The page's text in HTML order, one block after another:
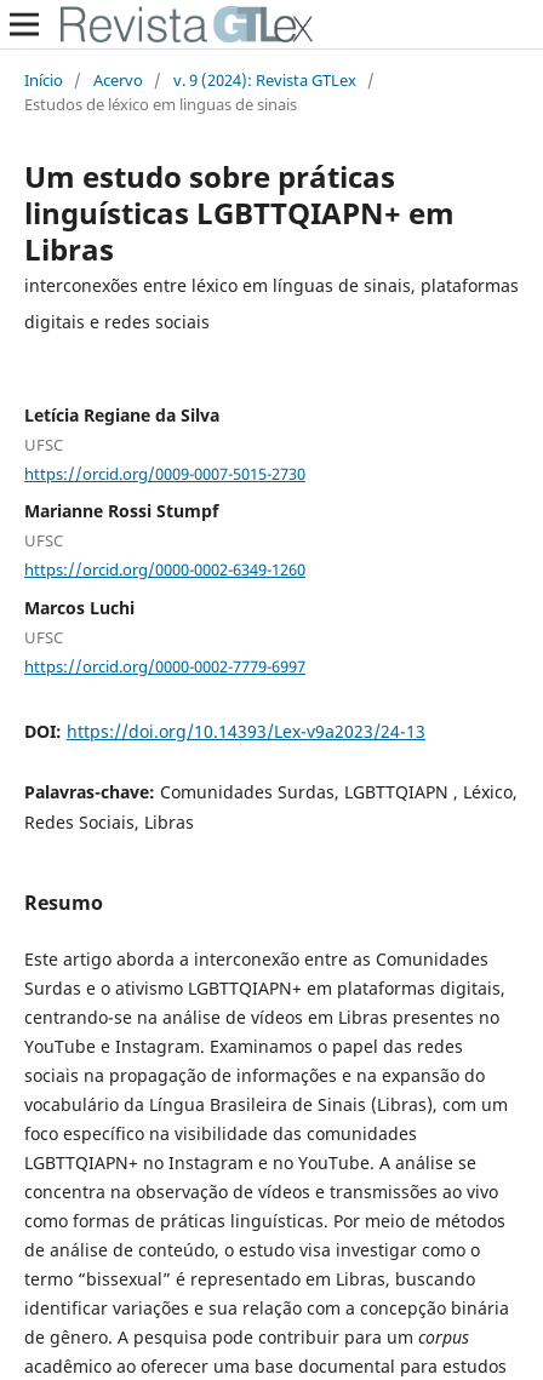
Início / Acervo / v. 9 (2024): Revista GTLex /
Estudos de léxico em linguas de sinais
Um estudo sobre práticas
linguísticas LGBTTQIAPN+ em
Libras
interconexões entre léxico em línguas de sinais, plataformas
digitais e redes sociais
Letícia Regiane da Silva
UFSC
https://orcid.org/0009-0007-5015-2730
Marianne Rossi Stumpf
UFSC
https://orcid.org/0000-0002-6349-1260
Marcos Luchi
UFSC
https://orcid.org/0000-0002-7779-6997
DOI: https://doi.org/10.14393/Lex-v9a2023/24-13
Palavras-chave: Comunidades Surdas, LGBTTQIAPN , Léxico,
Redes Sociais, Libras
Resumo
Este artigo aborda a interconexão entre as Comunidades
Surdas e o ativismo LGBTTQIAPN+ em plataformas digitais,
centrando-se na análise de vídeos em Libras presentes no
YouTube e Instagram. Examinamos o papel das redes
sociais na propagação de informações e na expansão do
vocabulário da Língua Brasileira de Sinais (Libras), com um
foco específico na visibilidade das comunidades
LGBTTQIAPN+ no Instagram e no YouTube. A análise se
concentra na observação de vídeos e transmissões ao vivo
como formas de práticas linguísticas. Por meio de métodos
de análise de conteúdo, o estudo visa investigar como o
termo “bissexual” é representado em Libras, buscando
identificar variações e sua relação com a concepção binária
de gênero. A pesquisa pode contribuir para um corpus
acadêmico ao oferecer uma base documental para estudos